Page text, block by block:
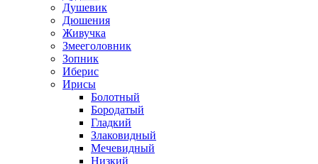
Душевик
Дюшения
Живучка
Змееголовник
Зопник
Иберис
Ирисы
Болотный
Бородатый
Гладкий
Злаковидный
Мечевидный
Низкий